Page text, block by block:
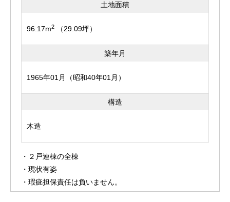
土地面積
96.17m2 （29.09坪）
築年月
1965年01月（昭和40年01月）
構造
木造
・２戸連棟の全棟
・現状有姿
・瑕疵担保責任は負いません。